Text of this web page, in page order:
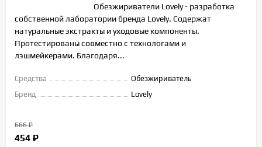
Обезжириватели Lovely - разработка
собственной лаборатории бренда Lovely. Содержат
натуральные экстракты и уходовые компоненты.
Протестированы совместно с технологами и
лэшмейкерами. Благодаря...
Средства
Обезжириватель
Бренд
Lovely
666₽
454 ₽